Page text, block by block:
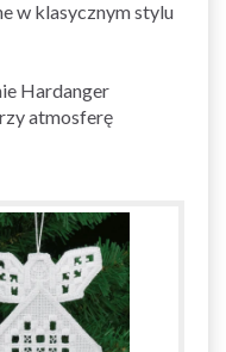
w klasycznym stylu
Hardanger
atmosferę